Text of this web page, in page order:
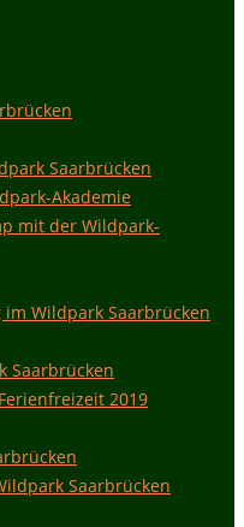
Saarbrücken
Akademie
mit der Wildpark-
Wildpark Saarbrücken
Saarbrücken
2019
Saarbrücken